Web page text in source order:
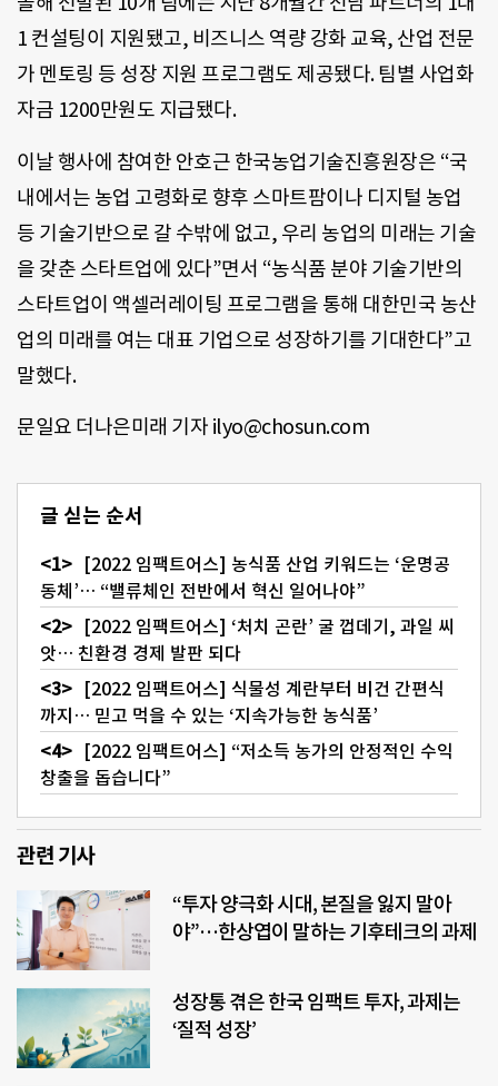
1 컨설팅이 지원됐고, 비즈니스 역량 강화 교육, 산업 전문
가 멘토링 등 성장 지원 프로그램도 제공됐다. 팀별 사업화
자금 1200만원도 지급됐다.
이날 행사에 참여한 안호근 한국농업기술진흥원장은 “국
내에서는 농업 고령화로 향후 스마트팜이나 디지털 농업
등 기술기반으로 갈 수밖에 없고, 우리 농업의 미래는 기술
을 갖춘 스타트업에 있다”면서 “농식품 분야 기술기반의
스타트업이 액셀러레이팅 프로그램을 통해 대한민국 농산
업의 미래를 여는 대표 기업으로 성장하기를 기대한다”고
말했다.
문일요 더나은미래 기자 ilyo@chosun.com
글 싣는 순서
[2022 임팩트어스] 농식품 산업 키워드는 ‘운명공
동체’… “밸류체인 전반에서 혁신 일어나야”
[2022 임팩트어스] ‘처치 곤란’ 굴 껍데기, 과일 씨
앗… 친환경 경제 발판 되다
[2022 임팩트어스] 식물성 계란부터 비건 간편식
까지… 믿고 먹을 수 있는 ‘지속가능한 농식품’
[2022 임팩트어스] “저소득 농가의 안정적인 수익
창출을 돕습니다”
관련 기사
“투자 양극화 시대, 본질을 잃지 말아
야”…한상엽이 말하는 기후테크의 과제
성장통 겪은 한국 임팩트 투자, 과제는
‘질적 성장’